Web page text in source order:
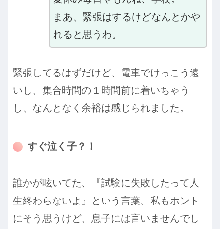
まあ、緊張はするけどなんとかや
れると思うわ。
緊張してるはずだけど、電車でけっこう遠
いし、集合時間の１時間前に着いちゃう
し、なんとなく余裕は感じられました。
すぐ泣く子？！
誰かが呟いてた、『試験に失敗したって人
生終わらないよ』という言葉、私もホント
にそう思うけど、息子には言いませんでし